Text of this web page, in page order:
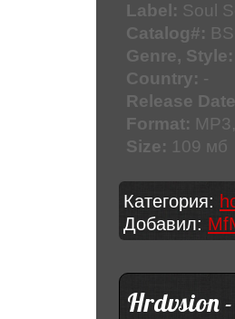
Label: Soul
Catalog#:
Genre, Style:
Country: -
Release
Format:
Size: 109 мб
Категория:
Добавил:
Hrdvsion -